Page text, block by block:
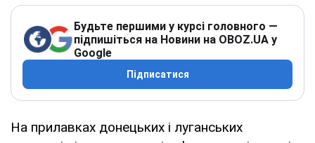
Будьте першими у курсі головного —
підпишіться на Новини на OBOZ.UA у
Google
Підписатися
На прилавках донецьких і луганських